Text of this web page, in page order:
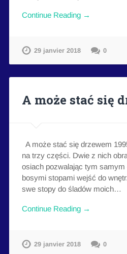
Continue Reading →
29 janvier 2018 0
A może stać się
A może stać się drzewem
na trzy części. Dwie z nich
osiach pozwalając tym samym
bosymi stopami wejść do
swe stopy do śladów moich…
Continue Reading →
29 janvier 2018 0